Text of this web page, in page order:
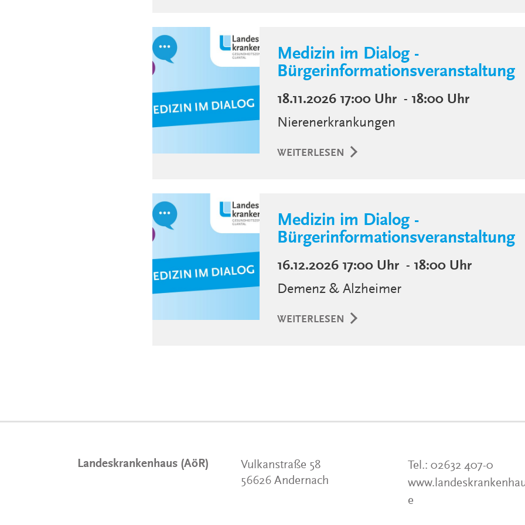
Medizin im Dialog -
Bürgerinformationsveranstaltung
18.11.2026 17:00 Uhr - 18:00 Uhr
Nierenerkrankungen
WEITERLESEN
Medizin im Dialog -
Bürgerinformationsveranstaltung
16.12.2026 17:00 Uhr - 18:00 Uhr
Demenz & Alzheimer
WEITERLESEN
Landeskrankenhaus (AöR)
Vulkanstraße 58
56626 Andernach
Tel.: 02632 407-0
e